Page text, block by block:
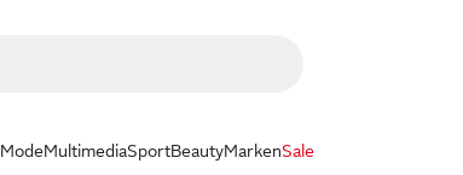
ModeMultimediaSportBeautyMarkenSale